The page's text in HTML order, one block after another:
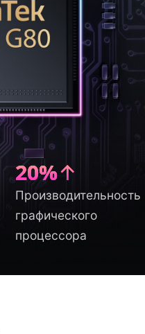
20%↑
Производительность
графического
процессора